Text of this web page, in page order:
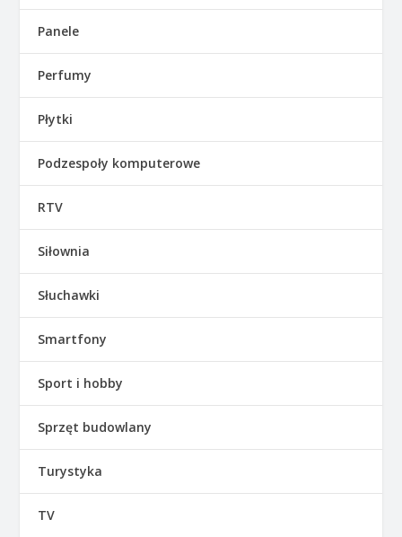
Panele
Perfumy
Płytki
Podzespoły komputerowe
RTV
Siłownia
Słuchawki
Smartfony
Sport i hobby
Sprzęt budowlany
Turystyka
TV